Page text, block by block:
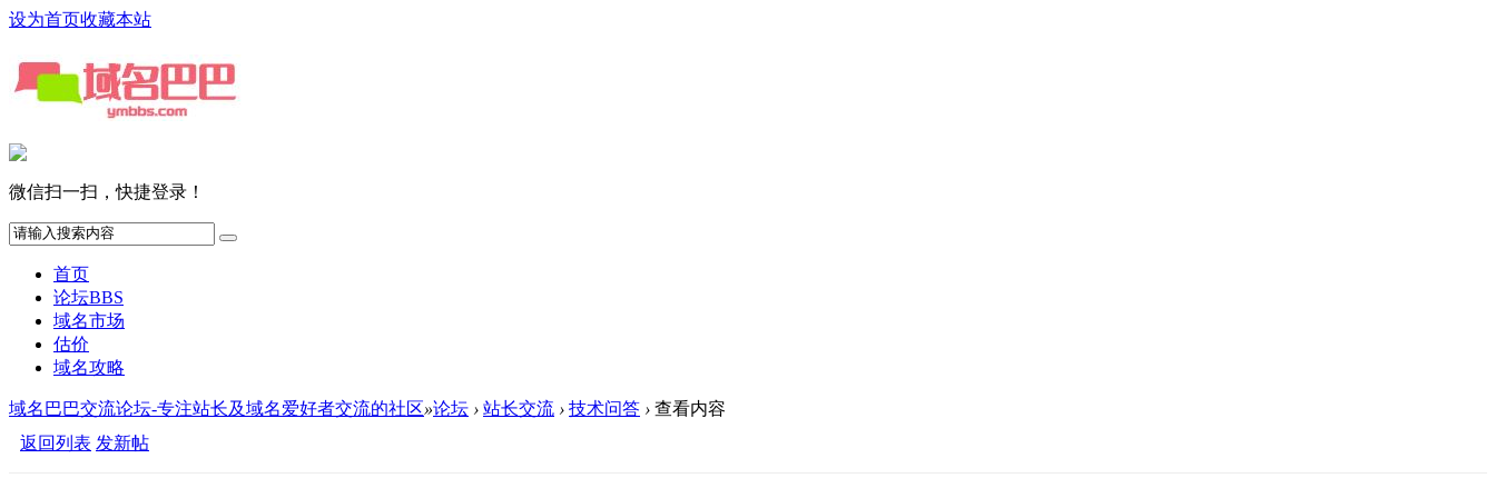
设为首页收藏本站
微信扫一扫，快捷登录！
首页
论坛BBS
域名市场
估价
域名攻略
域名巴巴交流论坛-专注站长及域名爱好者交流的社区»论坛 › 站长交流 › 技术问答 › 查看内容
返回列表 发新帖